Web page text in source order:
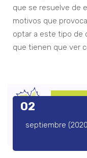
que se resuelve de
motivos que
optar a este tipo de
que tienen que ver
02
septiembre